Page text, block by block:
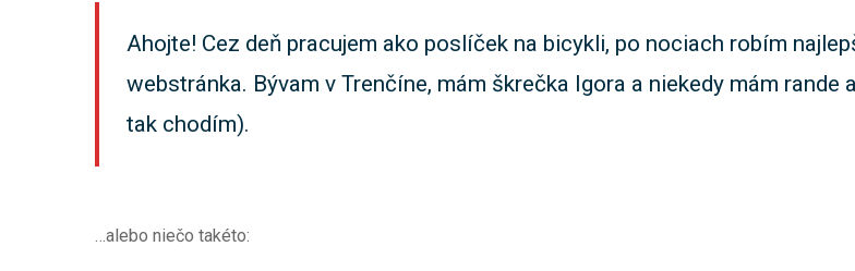
Ahojte! Cez deň pracujem ako poslíček na bicykli, po nociach robím
webstránka. Bývam v Trenčíne, mám škrečka Igora a niekedy mám
tak chodím).
…alebo niečo takéto: